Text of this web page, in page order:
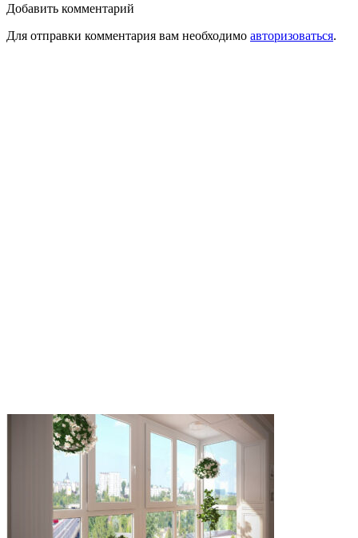
Добавить комментарий
Для отправки комментария вам необходимо авторизоваться.